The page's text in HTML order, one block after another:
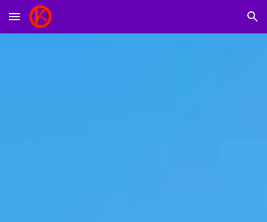
Skip to main content Skip to navigation